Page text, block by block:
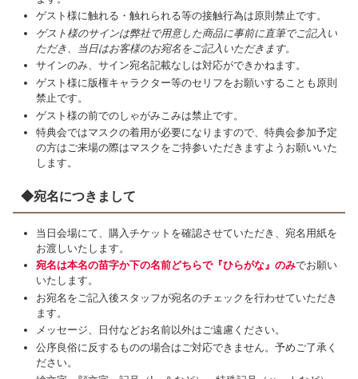
ゲスト様に触れる・触れられる等の接触行為は原則禁止です。
ゲスト様のサインは弊社で用意した商品に事前に直筆でご記入い
ただき、当日はお客様のお宛名をご記入いただきます。
サインのみ、サイン宛名記載なしは対応ができかねます。
ゲスト様に版権キャラクター等のセリフをお願いすることも原則
禁止です。
ゲスト様の前でのしゃがみこみは禁止です。
特典会ではマスクの着用が必要になりますので、特典会参加予定
の方はご来場の際はマスクをご持参いただきますようお願いいた
します。
◆宛名につきまして
当日会場にて、購入チケットを確認させていただき、宛名用紙を
お渡しいたします。
宛名は本名の苗字か下の名前どちらで『ひらがな』のみでお願い
いたします。
お宛名をご記入後スタッフが宛名のチェックを行わせていただき
ます。
メッセージ、日付などお名前以外はご遠慮ください。
公序良俗に反するものの場合はご対応できません。予めご了承く
ださい。